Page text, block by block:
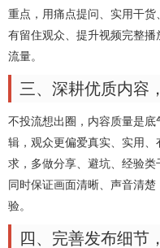
重点，用痛点提问、实用干
有留住观众、提升视频完整
流量。
三、深耕优质内容
不投流想出圈，内容质量是
辑，观众更偏爱真实、实用
求，多做分享、避坑、经验类
同时保证画面清晰、声音清
验。
四、完善发布细节